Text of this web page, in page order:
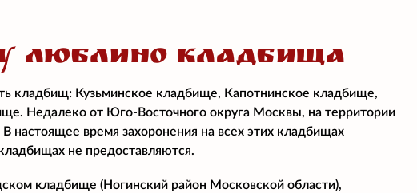
ЛЮБЛИНО КЛАДБИЩА
кладбищ: Кузьминское кладбище, Капотнинское кладбище,
Недалеко от Юго-Восточного округа Москвы, на территории
настоящее время захоронения на всех этих кладбищах
не предоставляются.
кладбище (Ногинский район Московской области),